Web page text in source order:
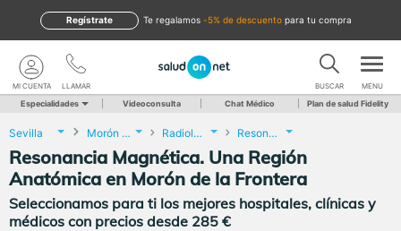
te regalamos -5% de descuento para tu compra
Regístrate
LLAMAR
MI CUENTA BUSCAR MENU
Especialidades Videoconsulta Chat Médico Plan de salud Fidelity
Sevilla Morón de la Frontera Radiología Resonancia Magnética. Una Región Anatómica
Resonancia Magnética. Una Región
Anatómica en Morón de la Frontera
Seleccionamos para ti los mejores hospitales, clínicas y
médicos con precios desde 285 €